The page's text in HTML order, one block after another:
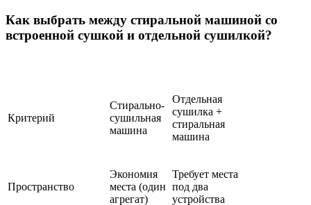
Как выбрать между стиральной машиной со
встроенной сушкой и отдельной сушилкой?
Критерий
Стирально-
сушильная
машина
Отдельная
сушилка +
стиральная
машина
Пространство
Экономия
места (один
агрегат)
Требует места
под два
устройства